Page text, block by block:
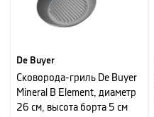
De Buyer
Сковорода-гриль De Buyer
Mineral B Element, диаметр
26 см, высота борта 5 см